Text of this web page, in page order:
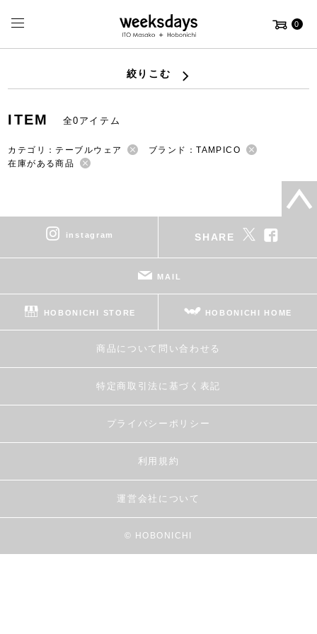
0
絞りこむ
ITEM 全0アイテム
カテゴリ：テーブルウェア
ブランド：TAMPICO
在庫がある商品
instagram SHARE
MAIL
HOBONICHI STORE HOBONICHI HOME
商品について問い合わせる
特定商取引法に基づく表記
プライバシーポリシー
利用規約
運営会社について
© HOBONICHI